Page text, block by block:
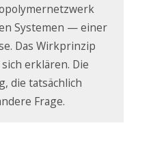
Systemen — einer
Das Wirkprinzip
erklären. Die
die tatsächlich
Frage.